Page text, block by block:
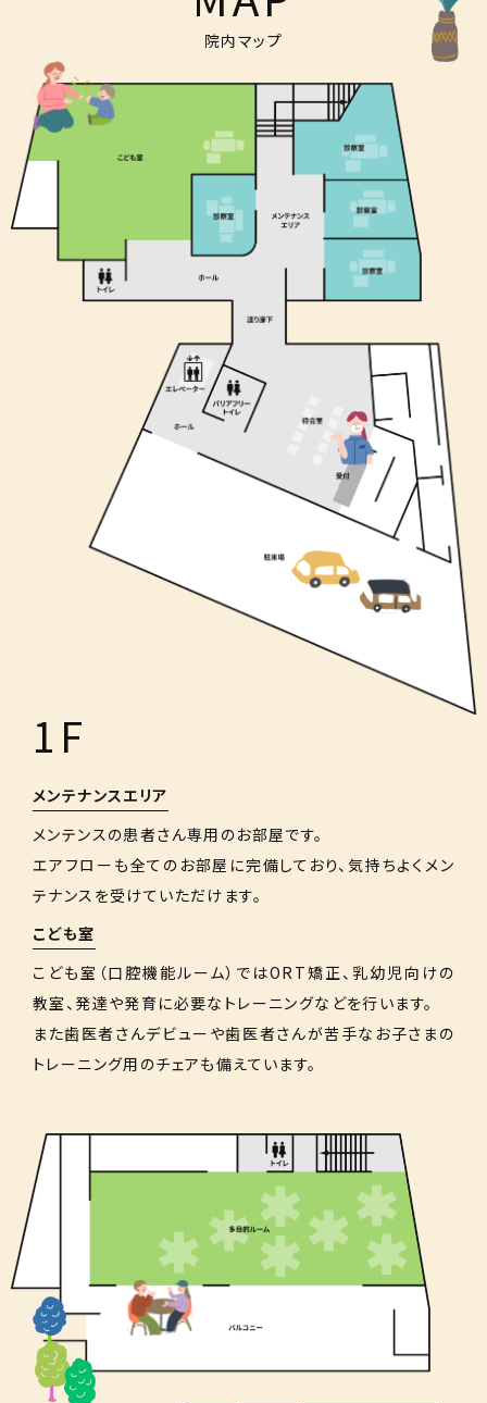
院内マップ
1F
メンテナンスエリア
メンテンスの患者さん専用のお部屋です。
エアフローも全てのお部屋に完備しており、気持ちよくメン
テナンスを受けていただけます。
こども室
こども室（口腔機能ルーム）ではORT矯正、乳幼児向けの
教室、発達や発育に必要なトレーニングなどを行います。
また歯医者さんデビューや歯医者さんが苦手なお子さまの
トレーニング用のチェアも備えています。